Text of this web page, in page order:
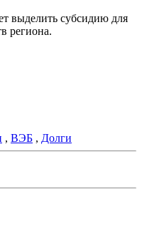
выделить субсидию для
региона.
, ВЭБ , Долги